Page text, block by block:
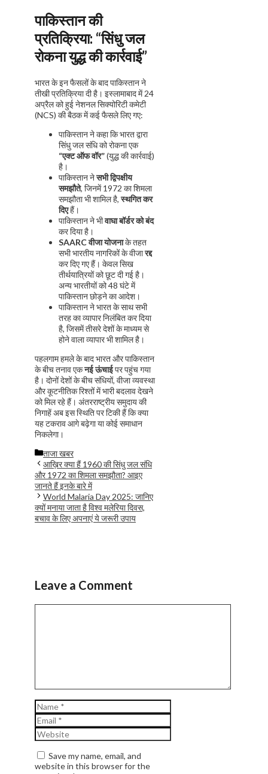
पाकिस्तान की
प्रतिक्रिया: “सिंधु जल
रोकना युद्ध की कार्रवाई”
भारत के इन फैसलों के बाद पाकिस्तान ने
तीखी प्रतिक्रिया दी है। इस्लामाबाद में 24
अप्रैल को हुई नेशनल सिक्योरिटी कमेटी
(NCS) की बैठक में कई फैसले लिए गए:
पाकिस्तान ने कहा कि भारत द्वारा
सिंधु जल संधि को रोकना एक
“एक्ट ऑफ वॉर”(युद्ध की कार्रवाई)
है।
पाकिस्तान नेसभी द्विपक्षीय
समझौते, जिनमें 1972 का शिमला
समझौता भी शामिल है,स्थगित कर
दिएहैं।
पाकिस्तान ने भीवाघा बॉर्डर को बंद
कर दिया है।
SAARC वीजा योजनाके तहत
सभी भारतीय नागरिकों के वीजारद्द
कर दिए गए हैं। केवल सिख
तीर्थयात्रियों को छूट दी गई है।
अन्य भारतीयों को 48 घंटे में
पाकिस्तान छोड़ने का आदेश।
पाकिस्तान ने भारत के साथ सभी
तरह का व्यापार निलंबित कर दिया
है, जिसमें तीसरे देशों के माध्यम से
होने वाला व्यापार भी शामिल है।
पहलगाम हमले के बाद भारत और पाकिस्तान
के बीच तनाव एकनई ऊंचाईपर पहुंच गया
है। दोनों देशों के बीच संधियों, वीजा व्यवस्था
और कूटनीतिक रिश्तों में भारी बदलाव देखने
को मिल रहे हैं। अंतरराष्ट्रीय समुदाय की
निगाहें अब इस स्थिति पर टिकी हैं कि क्या
यह टकराव आगे बढ़ेगा या कोई समाधान
निकलेगा।
Categories
ताजा खबर
आख़िर क्या हैं 1960 की सिंधु जल संधि
और 1972 का शिमला समझौता? आइए
जानते हैं इनके बारे में
World Malaria Day 2025: जानिए
क्यों मनाया जाता है विश्व मलेरिया दिवस,
बचाव के लिए अपनाएं ये जरूरी उपाय
Leave a Comment
Name
Email
Website
Save my name, email, and
website in this browser for the